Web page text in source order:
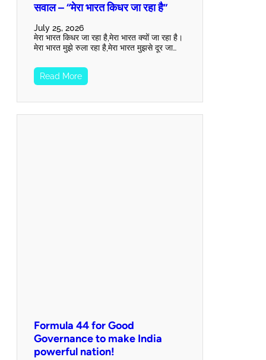
सवाल – “मेरा भारत किधर जा रहा है”
July 25, 2026
मेरा भारत किधर जा रहा है,मेरा भारत क्यों जा रहा है।
मेरा भारत मुझे रुला रहा है,मेरा भारत मुझसे दूर जा…
Read More
Formula 44 for Good
Governance to make India
powerful nation!